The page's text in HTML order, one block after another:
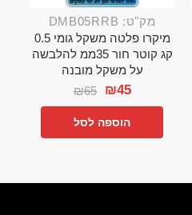
מק"ט: DMB05RRB
מיקרו פלטה משקל גומי 0.5
קג קוטר חור 35ממ להלבשה
על משקל מובנה
₪65 ₪45
הוספה לסל